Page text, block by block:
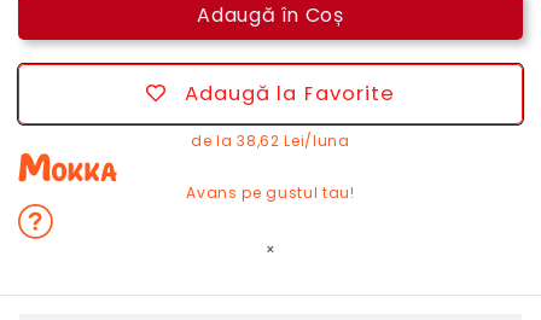
Adaugă în Coș
Adaugă la Favorite
de la 38,62 Lei/luna
Avans pe gustul tau!
×